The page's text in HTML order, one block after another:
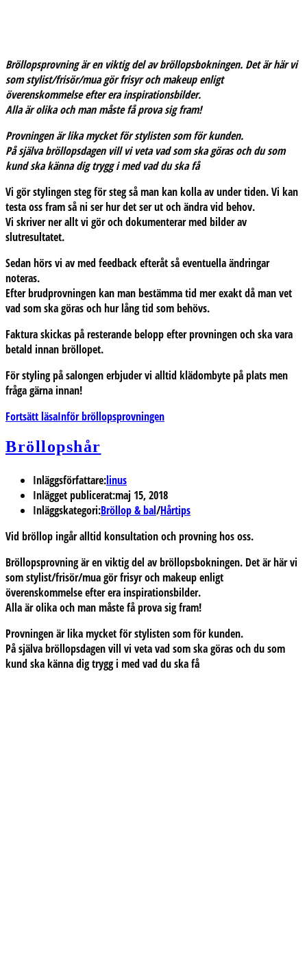
Bröllopsprovning är en viktig del av bröllopsbokningen. Det är här vi
som stylist/frisör/mua gör frisyr och makeup enligt
överenskommelse efter era inspirationsbilder.
Alla är olika och man måste få prova sig fram!
Provningen är lika mycket för stylisten som för kunden.
På själva bröllopsdagen vill vi veta vad som ska göras och du som
kund ska känna dig trygg i med vad du ska få
Vi gör stylingen steg för stegså man kan kolla av under tiden. Vi kan
testa oss fram så ni ser hur det ser ut och ändra vid behov.
Vi skriver ner allt vi gör och dokumenterar med bilder av
slutresultatet.
Sedan hörs vi av med feedbackefteråt så eventuella ändringar
noteras.
Efter brudprovningen kan man bestämma tid mer exakt då man vet
vad som ska göras och hur lång tid som behövs.
Fakturaskickas på resterande belopp efter provningen och ska vara
betald innan bröllopet.
För styling på salongen erbjuder vi alltid klädombyte på plats men
fråga gärna innan!
Fortsätt läsaInför bröllopsprovningen
Bröllopshår
Inläggsförfattare:linus
Inlägget publicerat:maj 15, 2018
Inläggskategori:Bröllop & bal/Hårtips
Vid bröllop ingår alltid konsultation och provning hos oss.
Bröllopsprovning är en viktig del av bröllopsbokningen. Det är här vi
som stylist/frisör/mua gör frisyr och makeup enligt
överenskommelse efter era inspirationsbilder.
Alla är olika och man måste få prova sig fram!
Provningen är lika mycket för stylisten som för kunden.
På själva bröllopsdagen vill vi veta vad som ska göras och du som
kund ska känna dig trygg i med vad du ska få